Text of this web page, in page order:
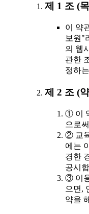
제 1 조 (
이 약
보원"
의 웹
관한
정하
제 2 조 (
① 이
으로
② 교
에는
경한
공시
③ 이
으면,
약을